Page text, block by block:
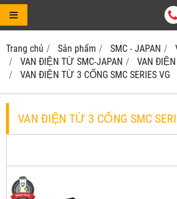
Trang chủ Sản phẩm SMC - JAPAN
VAN ĐIỆN TỪ SMC-JAPAN
VAN
VAN ĐIỆN TỪ 3 CỔNG SMC SERIES VG
VAN ĐIỆN TỪ 3 CỔNG SMC